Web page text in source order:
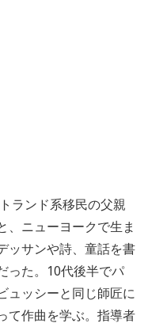
ランド系移民の父親
、ニューヨークで生ま
ッサンや詩、童話を書
った。10代後半でパ
ュッシーと同じ師匠に
て作曲を学ぶ。指導者